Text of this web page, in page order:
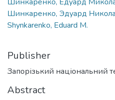
Шинкаренко, Эдуард
Shynkarenko, Eduard M.
Publisher
Запорізький національний
Abstract